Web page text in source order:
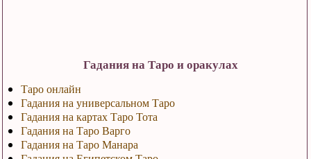
Гадания на Таро и оракулах
Таро онлайн
Гадания на универсальном Таро
Гадания на картах Таро Тота
Гадания на Таро Варго
Гадания на Таро Манара